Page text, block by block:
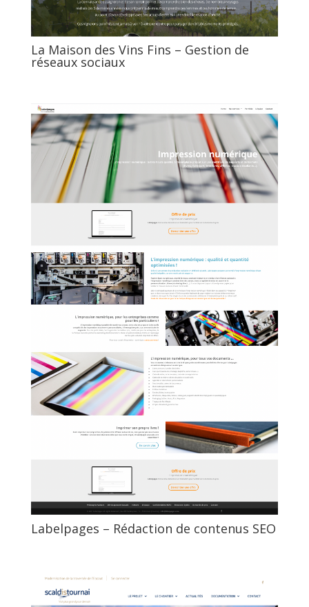
La Maison des Vins Fins – Gestion de
réseaux sociaux
Labelpages – Rédaction de contenus SEO